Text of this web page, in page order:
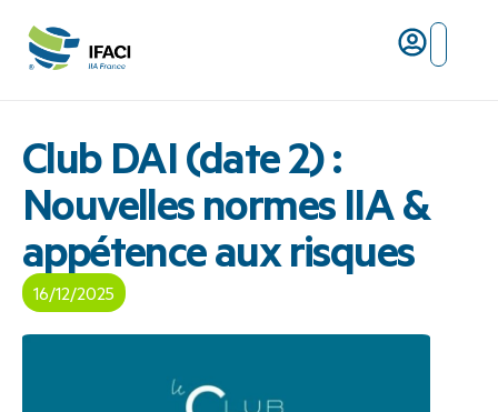
Club DAI (date 2) :
Nouvelles normes IIA &
appétence aux risques
16/12/2025